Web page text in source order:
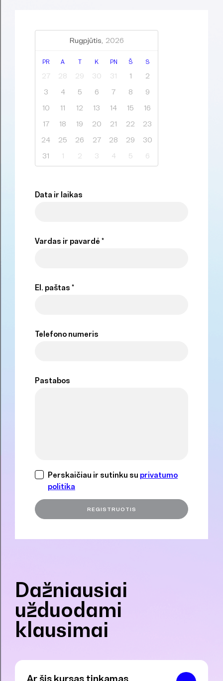
Rugpjūtis, 2026
PR A T K PN Š S
27 28 29 30 31 1
2
3
4 5 6 7 8
9
10
11 12 13 14 15
16
17
18 19 20 21 22
23
24
25 26 27 28 29
30
31
1 2 3 4 5 6
Data ir laikas
Vardas ir pavardė *
El. paštas *
Telefono numeris
Pastabos
Perskaičiau ir sutinku su privatumo
politika
Dažniausiai
užduodami
klausimai
Ar šis kursas tinkamas